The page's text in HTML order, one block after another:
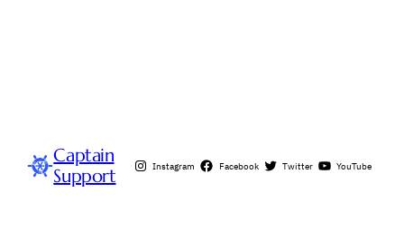
Captain
Support
Instagram Facebook Twitter YouTube